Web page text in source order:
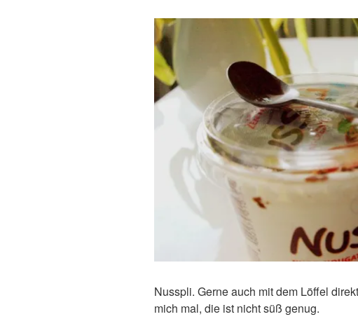
Nusspli. Gerne auch mit dem Löffel
mich mal, die ist nicht süß genug.